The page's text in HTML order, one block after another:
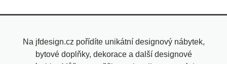
Na jfdesign.cz pořídíte unikátní designový nábytek,
bytové doplňky, dekorace a další designové